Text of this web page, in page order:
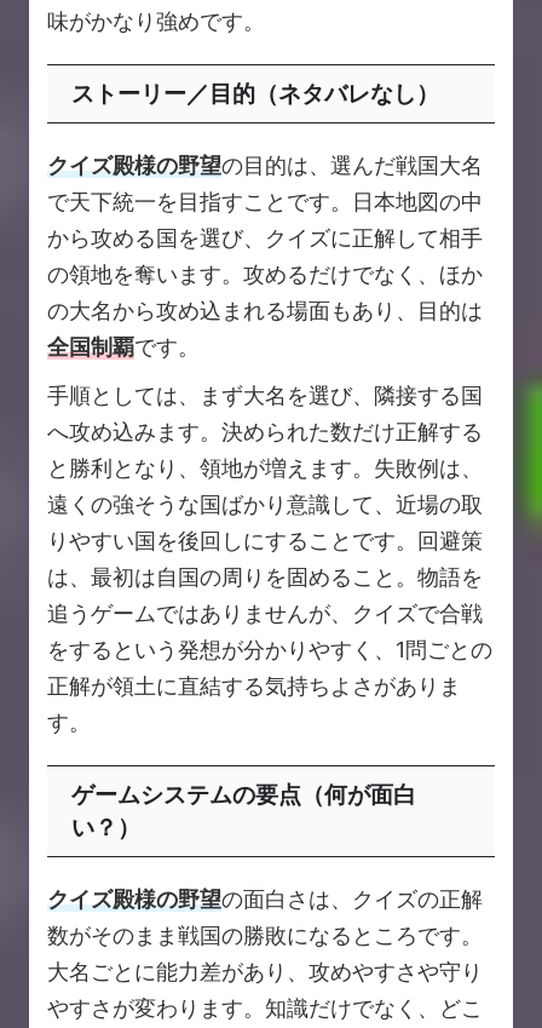
味がかなり強めです。
ストーリー／目的（ネタバレなし）
クイズ殿様の野望の目的は、選んだ戦国大名
で天下統一を目指すことです。日本地図の中
から攻める国を選び、クイズに正解して相手
の領地を奪います。攻めるだけでなく、ほか
の大名から攻め込まれる場面もあり、目的は
全国制覇です。
手順としては、まず大名を選び、隣接する国
へ攻め込みます。決められた数だけ正解する
と勝利となり、領地が増えます。失敗例は、
遠くの強そうな国ばかり意識して、近場の取
りやすい国を後回しにすることです。回避策
は、最初は自国の周りを固めること。物語を
追うゲームではありませんが、クイズで合戦
をするという発想が分かりやすく、1問ごとの
正解が領土に直結する気持ちよさがありま
す。
ゲームシステムの要点（何が面白
い？）
クイズ殿様の野望の面白さは、クイズの正解
数がそのまま戦国の勝敗になるところです。
大名ごとに能力差があり、攻めやすさや守り
やすさが変わります。知識だけでなく、どこ